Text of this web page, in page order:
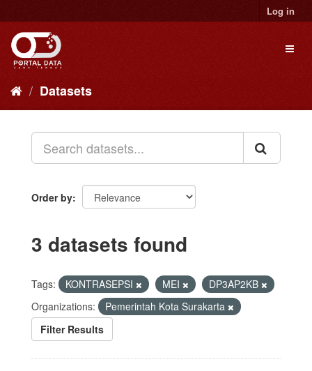
to
content
Log in
Datasets
Order by
3 datasets found
Tags: KONTRASEPSI MEI
DP3AP2KB
Organizations:
Pemerintah Kota Surakarta
Filter Results